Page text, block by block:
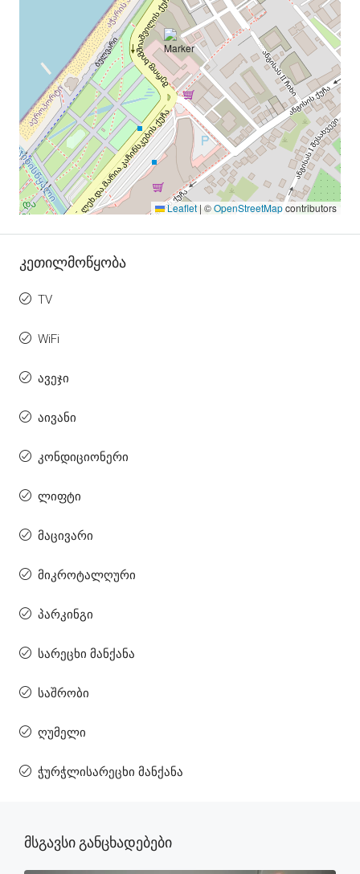
Leaflet | ©OpenStreetMapcontributors
Კეთილმოწყობა
TV
WiFi
ავეჯი
აივანი
კონდიციონერი
ლიფტი
მაცივარი
მიკროტალღური
პარკინგი
სარეცხი მანქანა
საშრობი
ღუმელი
ჭურჭლისარეცხი მანქანა
Მსგავსი Განცხადებები